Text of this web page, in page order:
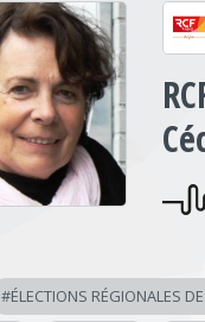
#ÉLECTIONS RÉGIONALES